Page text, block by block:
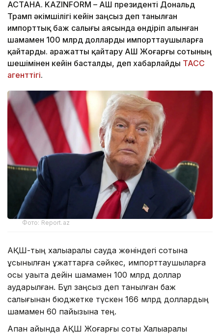
АСТАНА. KAZINFORM – АҚШ президенті Дональд
Трамп әкімшілігі кейін заңсыз деп танылған
импорттық баж салығы аясында өндіріп алынған
шамамен 100 млрд долларды импорттаушыларға
қайтарды. Қаражатты қайтару АҚШ Жоғарғы сотының
шешімінен кейін басталды, деп хабарлайды ТАСС
агенттігі.
Фото: Report.az
АҚШ-тың халықаралық сауда жөніндегі сотына
ұсынылған құжаттарға сәйкес, импорттаушыларға
осы уақытқа дейін шамамен 100 млрд доллар
аударылған. Бұл заңсыз деп танылған баж
салығынан бюджетке түскен 166 млрд доллардың
шамамен 60 пайызына тең.
Ақпан айында АҚШ Жоғарғы соты Халықаралық